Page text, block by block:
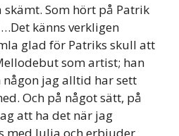
skämt. Som hört på Patrik
känns verkligen
glad för Patriks skull att
som artist; han
någon jag alltid har sett
Och på något sätt, på
att ha det när jag